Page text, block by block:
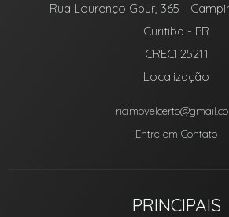
Rua Lourenço Gbur, 365 -
Curitiba - PR
CRECI 25211
Localização
Entre em Contato
PRINCIPAIS